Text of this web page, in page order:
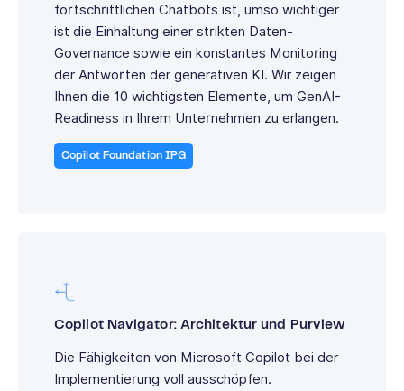
fortschrittlichen Chatbots ist, umso wichtiger
ist die Einhaltung einer strikten Daten-
Governance sowie ein konstantes Monitoring
der Antworten der generativen KI. Wir zeigen
Ihnen die 10 wichtigsten Elemente, um GenAI-
Readiness in Ihrem Unternehmen zu erlangen.
Copilot Foundation IPG
Copilot Navigator: Architektur und Purview
Die Fähigkeiten von Microsoft Copilot bei der
Implementierung voll ausschöpfen.